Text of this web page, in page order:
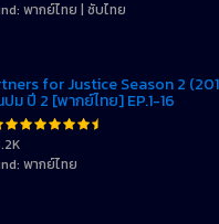
พากย์ไทย | ซับไทย
for Justice Season 2
ม ปี 2 [พากย์ไทย] EP.1-16
พากย์ไทย